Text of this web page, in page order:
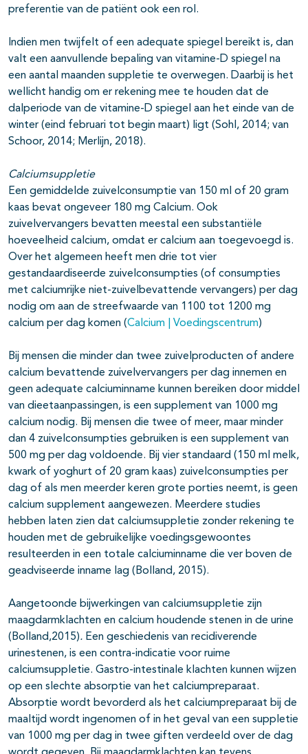
preferentie van de patiënt ook een rol.
Indien men twijfelt of een adequate spiegel bereikt is, dan
valt een aanvullende bepaling van vitamine-D spiegel na
een aantal maanden suppletie te overwegen. Daarbij is het
wellicht handig om er rekening mee te houden dat de
dalperiode van de vitamine-D spiegel aan het einde van de
winter (eind februari tot begin maart) ligt (Sohl, 2014; van
Schoor, 2014; Merlijn, 2018).
Calciumsuppletie
Een gemiddelde zuivelconsumptie van 150 ml of 20 gram
kaas bevat ongeveer 180 mg Calcium. Ook
zuivelvervangers bevatten meestal een substantiële
hoeveelheid calcium, omdat er calcium aan toegevoegd is.
Over het algemeen heeft men drie tot vier
gestandaardiseerde zuivelconsumpties (of consumpties
met calciumrijke niet-zuivelbevattende vervangers) per dag
nodig om aan de streefwaarde van 1100 tot 1200 mg
calcium per dag komen (Calcium | Voedingscentrum)
Bij mensen die minder dan twee zuivelproducten of andere
calcium bevattende zuivelvervangers per dag innemen en
geen adequate calciuminname kunnen bereiken door middel
van dieetaanpassingen, is een supplement van 1000 mg
calcium nodig. Bij mensen die twee of meer, maar minder
dan 4 zuivelconsumpties gebruiken is een supplement van
500 mg per dag voldoende. Bij vier standaard (150 ml melk,
kwark of yoghurt of 20 gram kaas) zuivelconsumpties per
dag of als men meerder keren grote porties neemt, is geen
calcium supplement aangewezen. Meerdere studies
hebben laten zien dat calciumsuppletie zonder rekening te
houden met de gebruikelijke voedingsgewoontes
resulteerden in een totale calciuminname die ver boven de
geadviseerde inname lag (Bolland, 2015).
Aangetoonde bijwerkingen van calciumsuppletie zijn
maagdarmklachten en calcium houdende stenen in de urine
(Bolland,2015). Een geschiedenis van recidiverende
urinestenen, is een contra-indicatie voor ruime
calciumsuppletie. Gastro-intestinale klachten kunnen wijzen
op een slechte absorptie van het calciumpreparaat.
Absorptie wordt bevorderd als het calciumpreparaat bij de
maaltijd wordt ingenomen of in het geval van een suppletie
van 1000 mg per dag in twee giften verdeeld over de dag